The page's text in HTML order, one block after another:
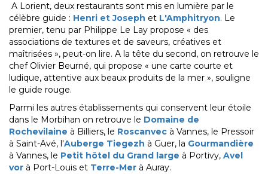
A Lorient, deux restaurants sont mis en lumière par le
célèbre guide : Henri et Joseph et L'Amphitryon. Le
premier, tenu par Philippe Le Lay propose « des
associations de textures et de saveurs, créatives et
maîtrisées », peut-on lire. A la tête du second, on retrouve le
chef Olivier Beurné, qui propose « une carte courte et
ludique, attentive aux beaux produits de la mer », souligne
le guide rouge.
Parmi les autres établissements qui conservent leur étoile
dans le Morbihan on retrouve le Domaine de
Rochevilaine à Billiers, le Roscanvec à Vannes, le Pressoir
à Saint-Avé, l'Auberge Tiegezh à Guer, la Gourmandière
à Vannes, le Petit hôtel du Grand large à Portivy, Avel
vor à Port-Louis et Terre-Mer à Auray.